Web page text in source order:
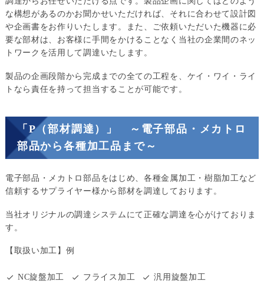
な構想があるのかお聞かせいただければ、それに合わせて設計図
や企画書をお作りいたします。また、ご依頼いただいた機器に必
要な部材は、お客様に手間をかけることなく当社の企業間のネッ
トワークを活用して調達いたします。
製品の企画段階から完成までの全ての工程を、ケイ・ワイ・ライ
トなら責任を持って担当することが可能です。
「P（部材調達）」 ～電子部品・メカトロ
部品から各種加工品まで～
電子部品・メカトロ部品をはじめ、各種金属加工・樹脂加工など
信頼するサプライヤー様から部材を調達しております。
当社オリジナルの調達システムにて正確な調達を心がけておりま
す。
【取扱い加工】例
NC旋盤加工 フライス加工
汎用旋盤加工